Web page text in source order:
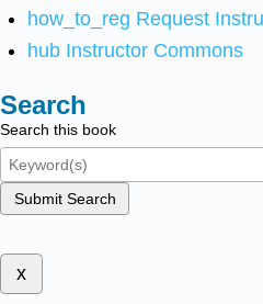
how_to_reg Request
hub Instructor Commons
Search
Search this book
Submit Search
x